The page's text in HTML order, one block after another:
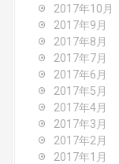
2017年10月
2017年9月
2017年8月
2017年7月
2017年6月
2017年5月
2017年4月
2017年3月
2017年2月
2017年1月